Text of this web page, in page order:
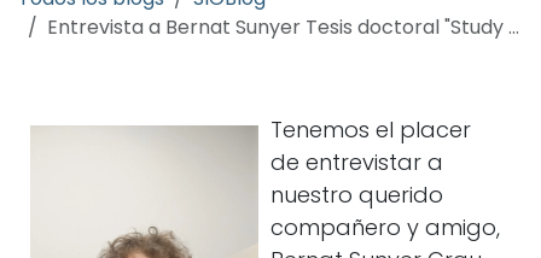
Entrevista a Bernat Sunyer Tesis doctoral "Study of strabismus causes and management: the efficacy of vision therapy in the treatment of central strabismus"
Tenemos el placer
de entrevistar a
nuestro querido
compañero y amigo,